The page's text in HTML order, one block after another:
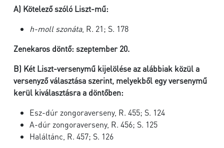
A) Kötelező szóló Liszt-mű:
h-moll szonáta, R. 21; S. 178
Zenekaros döntő: szeptember 20.
B) Két Liszt-versenymű kijelölése az alábbiak közül a
versenyző választása szerint, melyekből egy versenymű
kerül kiválasztásra a döntőben:
Esz-dúr zongoraverseny, R. 455; S. 124
A-dúr zongoraverseny, R. 456; S. 125
Haláltánc, R. 457; S. 126